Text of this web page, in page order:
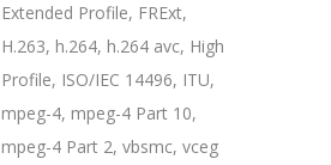
Extended Profile, FRExt,
H.263, h.264, h.264 avc, High
Profile, ISO/IEC 14496, ITU,
mpeg-4, mpeg-4 Part 10,
mpeg-4 Part 2, vbsmc, vceg